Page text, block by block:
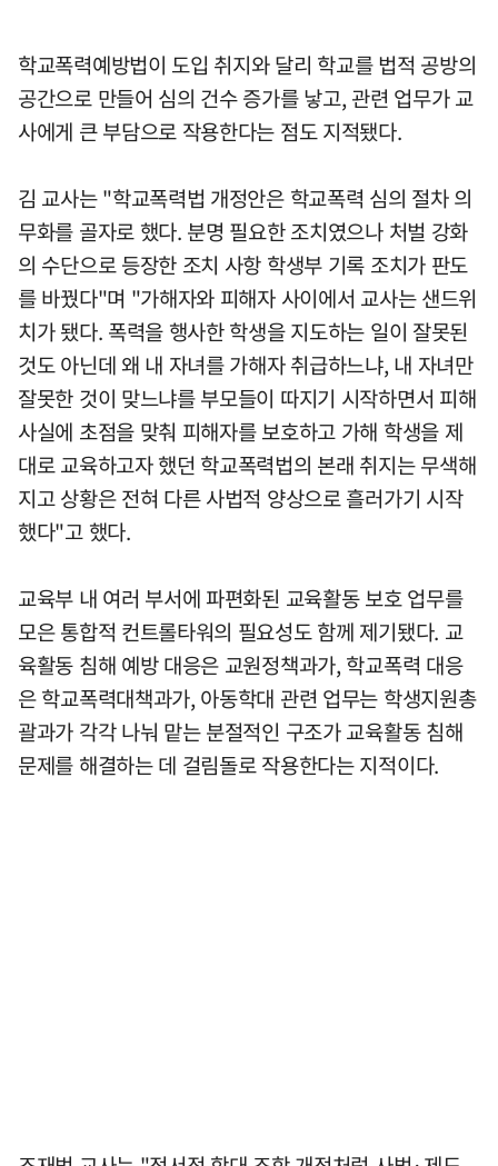
학교폭력예방법이 도입 취지와 달리 학교를 법적 공방의
공간으로 만들어 심의 건수 증가를 낳고, 관련 업무가 교
사에게 큰 부담으로 작용한다는 점도 지적됐다.
김 교사는 "학교폭력법 개정안은 학교폭력 심의 절차 의
무화를 골자로 했다. 분명 필요한 조치였으나 처벌 강화
의 수단으로 등장한 조치 사항 학생부 기록 조치가 판도
를 바꿨다"며 "가해자와 피해자 사이에서 교사는 샌드위
치가 됐다. 폭력을 행사한 학생을 지도하는 일이 잘못된
것도 아닌데 왜 내 자녀를 가해자 취급하느냐, 내 자녀만
잘못한 것이 맞느냐를 부모들이 따지기 시작하면서 피해
사실에 초점을 맞춰 피해자를 보호하고 가해 학생을 제
대로 교육하고자 했던 학교폭력법의 본래 취지는 무색해
지고 상황은 전혀 다른 사법적 양상으로 흘러가기 시작
했다"고 했다.
교육부 내 여러 부서에 파편화된 교육활동 보호 업무를
모은 통합적 컨트롤타워의 필요성도 함께 제기됐다. 교
육활동 침해 예방 대응은 교원정책과가, 학교폭력 대응
은 학교폭력대책과가, 아동학대 관련 업무는 학생지원총
괄과가 각각 나눠 맡는 분절적인 구조가 교육활동 침해
문제를 해결하는 데 걸림돌로 작용한다는 지적이다.